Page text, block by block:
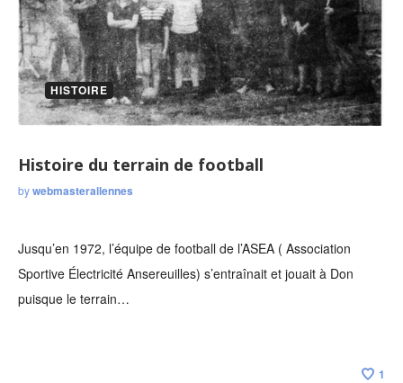
HISTOIRE
Histoire du terrain de football
bywebmasterallennes
Jusqu’en 1972, l’équipe de football de l’ASEA ( Association
Sportive Électricité Ansereuilles) s’entraînait et jouait à Don
puisque le terrain…
1